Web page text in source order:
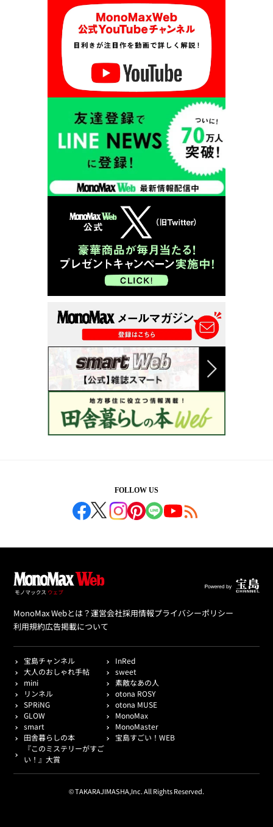
FOLLOW US
MonoMax Webとは？運営会社採用情報プライバシーポリシー
利用規約広告掲載について
宝島チャンネル
InRed
大人のおしゃれ手帖
sweet
mini
素敵なあの人
リンネル
otona ROSY
SPRiNG
otona MUSE
GLOW
MonoMax
smart
MonoMaster
田舎暮らしの本
宝島すごい！WEB
『このミステリーがすご
い！』大賞
© TAKARAJIMASHA,Inc. All Rights Reserved.